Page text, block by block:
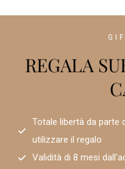
REGALA
Totale libertà da parte
utilizzare il regalo
Validità di 8 mesi